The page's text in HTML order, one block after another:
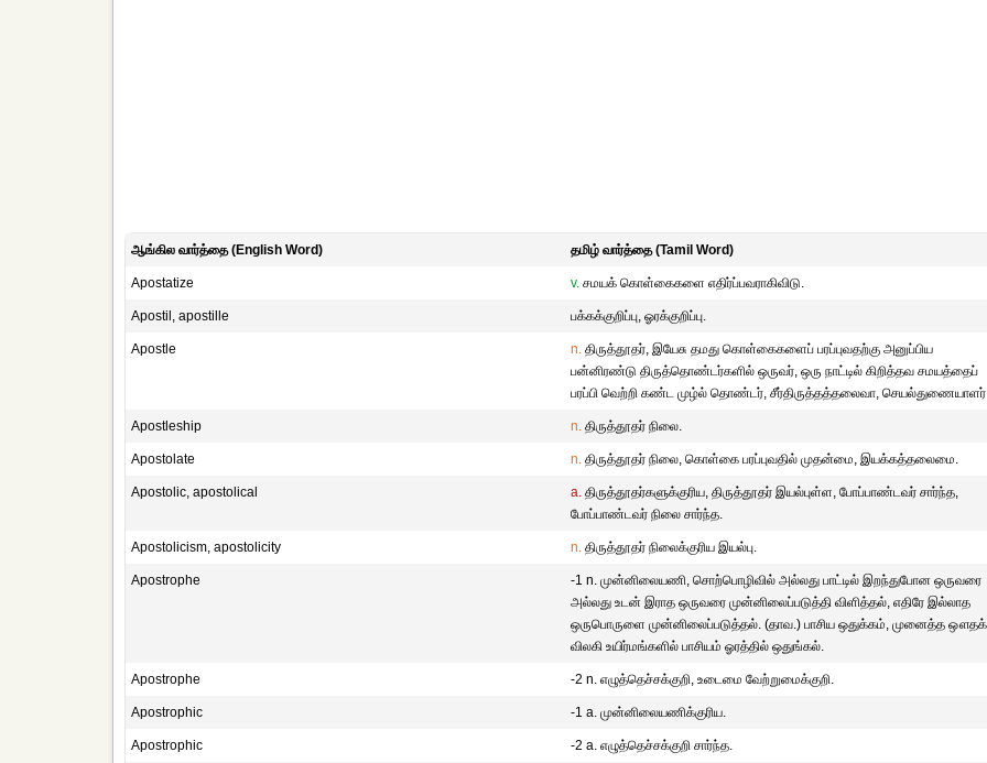
ஆங்கில வார்த்தை (English Word) தமிழ் வார்த்தை (Tamil Word)
Apostatize v. சமயக் கொள்கைகளை எதிர்ப்பவராகிவிடு.
Apostil, apostille பக்கக்குறிப்பு, ஓரக்குறிப்பு.
Apostle n. திருத்தூதர், இயேசு தமது கொள்கைகளைப் பரப்புவதற்கு அனுப்பிய
பன்னிரண்டு திருத்தொண்டர்களில் ஒருவர், ஒரு நாட்டில் கிறித்தவ சமயத்தைப்
பரப்பி வெற்றி கண்ட முழ்ல் தொண்டர், சீர்திருத்தத்தலைவா,
Apostleship n. திருத்தூதர் நிலை.
Apostolate n. திருத்தூதர் நிலை, கொள்கை பரப்புவதில் முதன்மை, இயக்கத்தலைமை.
Apostolic, apostolical a. திருத்தூதர்களுக்குரிய, திருத்தூதர் இயல்புள்ள, போப்பாண்டவர் சார்ந்த,
போப்பாண்டவர் நிலை சார்ந்த.
Apostolicism, apostolicity n. திருத்தூதர் நிலைக்குரிய இயல்பு.
Apostrophe
-1 n. முன்னிலையணி, சொற்பொழிவில் அல்லது பாட்டில் இறந்துபோன ஒருவரை
அல்லது உடன் இராத ஒருவரை முன்னிலைப்படுத்தி விளித்தல், எதிரே இல்லாத
ஒருபொருளை முன்னிலைப்படுத்தல். (தாவ.) பாசிய ஒதுக்கம், முனைத்த
விலகி உயிர்மங்களில் பாசியம் ஓரத்தில் ஒதுங்கல்.
Apostrophe -2 n. எழுத்தெச்சக்குறி, உடைமை வேற்றுமைக்குறி.
Apostrophic -1 a. முன்னிலையணிக்குரிய.
Apostrophic -2 a. எழுத்தெச்சக்குறி சார்ந்த.